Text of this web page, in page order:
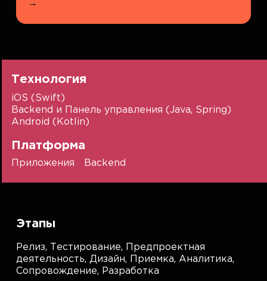
→
Технология
iOS (Swift)
Backend и Панель управления (Java, Spring)
Android (Kotlin)
Платформа
Приложения Backend
Этапы
Релиз, Тестирование,
Предпроектная
деятельность,Дизайн, Приемка,Аналитика,
Сопровождение, Разработка